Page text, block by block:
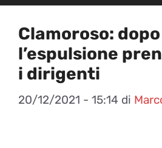
Clamoroso: dopo
l’espulsione
i dirigenti
20/12/2021 - 15:14 di